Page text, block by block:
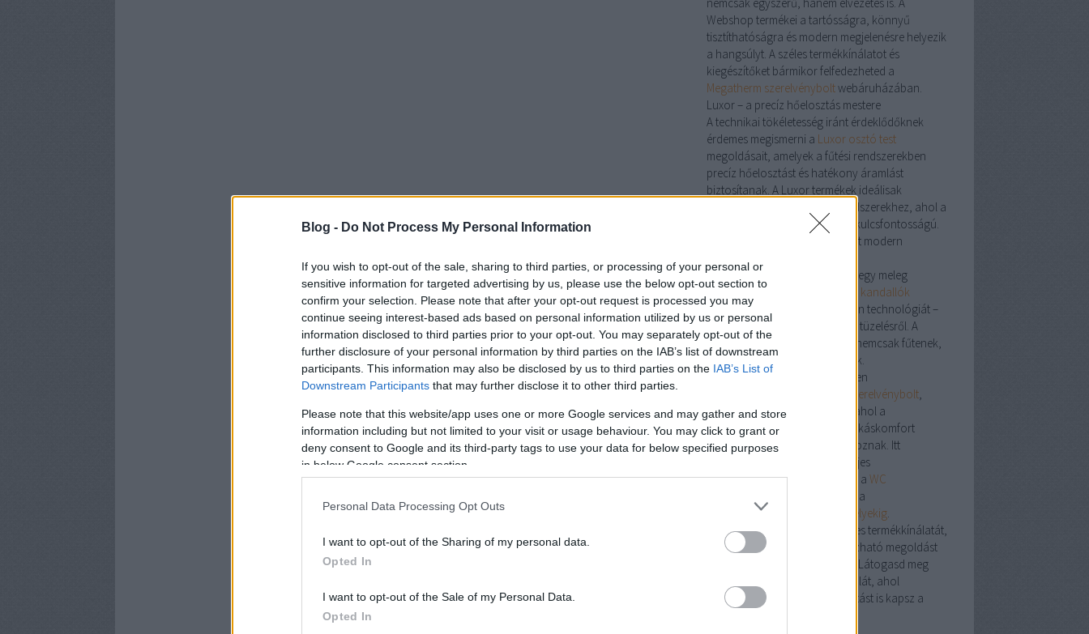
Blog - Do Not Process My Personal Information
If you wish to opt-out of the sale, sharing to third parties, or processing of your personal or
sensitive information for targeted advertising by us, please use the below opt-out section to
confirm your selection. Please note that after your opt-out request is processed you may
continue seeing interest-based ads based on personal information utilized by us or personal
information disclosed to third parties prior to your opt-out. You may separately opt-out of the
further disclosure of your personal information by third parties on the IAB’s list of downstream
participants. This information may also be disclosed by us to third parties on the IAB’s List of
Downstream Participants that may further disclose it to other third parties.
Please note that this website/app uses one or more Google services and may gather and store
information including but not limited to your visit or usage behaviour. You may click to grant or
deny consent to Google and its third-party tags to use your data for below specified purposes
in below Google consent section.
Personal Data Processing Opt Outs
I want to opt-out of the Sharing of my personal data.
Opted In
I want to opt-out of the Sale of my Personal Data.
Opted In
Webshop termékei a tartósságra, könnyű
tisztíthatóságra és modern megjelenésre helyezik
a hangsúlyt. A széles termékkínálatot és
kiegészítőket bármikor felfedezheted a
Megatherm szerelvényboltwebáruházában.
Luxor – a precíz hőelosztás mestere
A technikai tökéletesség iránt érdeklődőknek
érdemes megismerni a Luxor osztó test
megoldásait, amelyek a fűtési rendszerekben
precíz hőelosztást és hatékony áramlást
biztosítanak. A Luxor termékek ideálisak
padlófűtésekhez és zónás rendszerekhez, ahol a
pontosság és megbízhatóság kulcsfontosságú.
Kandalló: a klasszikus hangulat modern
Nincs is meghittebb érzés, mint egy meleg
kandallómellett eltöltött este. A kandallók
egyesítik a tradíciót és a modern technológiát –
legyen szó fa-, gáz- vagy pellet tüzelésről. A
kínálatban található modellek nemcsak fűtenek,
hanem a lakás díszévé is válnak.
Komplex megoldások egy helyen
szerelvénybolt,
hanem egy szakmai központ, ahol a
fűtéstechnikai, vízvezetéki és lakáskomfort
termékek harmonikusan találkoznak. Itt
megtalálható minden, ami a teljes
otthonfelújításhoz szükséges – a WC
, a
mosogatótálcáktól
gáztűzhelyekig.
Fedezd fel a
teljes termékkínálatát,
és találd meg a stílusos, megbízható megoldást
otthonod minden helyiségébe. Látogasd meg
weboldalát, ahol
inspirációt és szakmai támogatást is kapsz a